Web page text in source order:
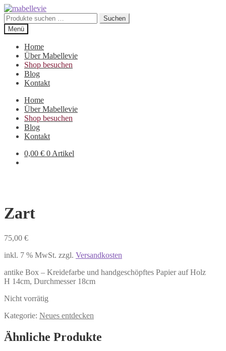
Zur
Navigation
springen
Zum
Inhalt
springen
Suchen
nach:
Suchen
Menü
Home
Über Mabellevie
Shop besuchen
Blog
Kontakt
Home
Über Mabellevie
Shop besuchen
Blog
Kontakt
0,00 € 0 Artikel
Zart
75,00 €
inkl. 7 % MwSt. zzgl. Versandkosten
antike Box – Kreidefarbe und handgeschöpftes Papier auf Holz
H 14cm, Durchmesser 18cm
Nicht vorrätig
Kategorie: Neues entdecken
Ähnliche Produkte